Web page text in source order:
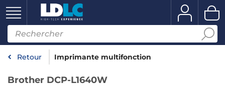
Retour Imprimante multifonction
Brother DCP-L1640W